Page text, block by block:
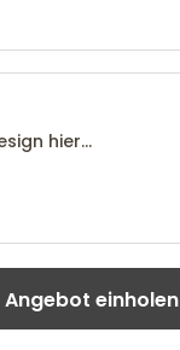
Angebot einholen